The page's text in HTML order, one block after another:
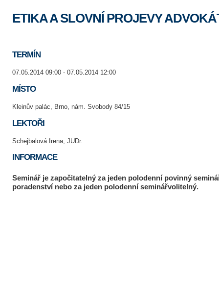
ETIKA A SLOVNÍ PROJEVY
TERMÍN
07.05.2014 09:00 - 07.05.2014 12:00
MÍSTO
Kleinův palác, Brno, nám. Svobody 84/15
LEKTOŘI
Schejbalová Irena, JUDr.
INFORMACE
Seminář je započitatelný za jeden polodenní povinný
poradenství nebo za jeden polodenní seminářvolitelný.